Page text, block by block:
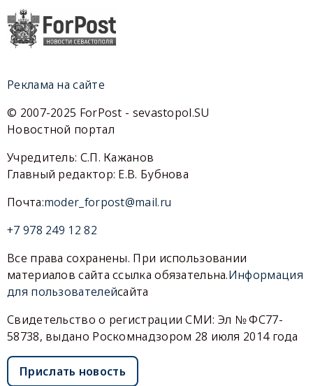
Реклама на сайте
© 2007-2025 ForPost - sevastopol.SU
Новостной портал
Учредитель: С.П. Кажанов
Главный редактор: Е.В. Бубнова
Почта:moder_forpost@mail.ru
+7 978 249 12 82
Все права сохранены. При использовании
материалов сайта ссылка обязательна.Информация
для пользователейсайта
Свидетельство о регистрации СМИ: Эл № ФС77-
58738, выдано Роскомнадзором 28 июля 2014 года
Прислать новость